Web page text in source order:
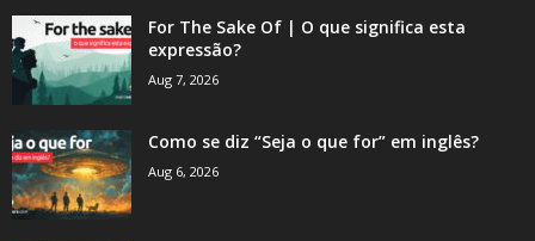
For The Sake Of | O que significa esta
expressão?
Aug 7, 2026
Como se diz “Seja o que for” em inglês?
Aug 6, 2026